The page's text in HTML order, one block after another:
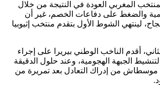
المغربي العودة في النتيجة من خلال
والضغط على دفاعات الخصم، غير أن
لينتهي الشوط الأول بتقدم منتخب إثيوبيا
أقدم الناخب الوطني بيريرا على إجراء
الجبهة الهجومية، وعند حلول الدقيقة
موسطاش من إدراك التعادل بعد تمريرة من